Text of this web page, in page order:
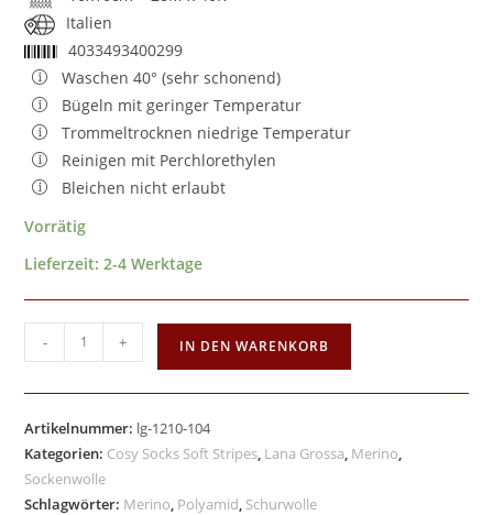
Italien
4033493400299
Waschen 40° (sehr schonend)
Bügeln mit geringer Temperatur
Trommeltrocknen niedrige Temperatur
Reinigen mit Perchlorethylen
Bleichen nicht erlaubt
Vorrätig
Lieferzeit:2-4 Werktage
- + IN DEN WARENKORB
Artikelnummer: lg-1210-104
Kategorien: Cosy Socks Soft Stripes, Lana Grossa, Merino,
Sockenwolle
Schlagwörter: Merino, Polyamid, Schurwolle